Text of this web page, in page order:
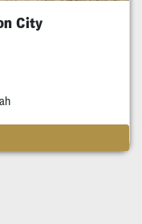
City